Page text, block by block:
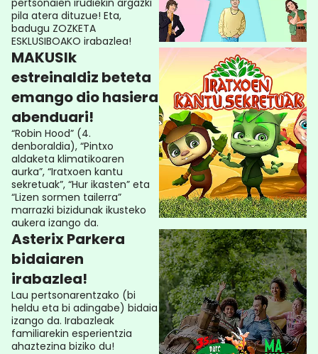
pertsonaien irudiekin argazki
pila atera dituzue! Eta,
badugu ZOZKETA
ESKLUSIBOAKO irabazlea!
MAKUSIk
estreinaldiz beteta
emango dio hasiera
abenduari!
“Robin Hood” (4.
denboraldia), “Pintxo
aldaketa klimatikoaren
aurka”, “Iratxoen kantu
sekretuak”, “Hur ikasten” eta
“Lizen sormen tailerra”
marrazki bizidunak ikusteko
aukera izango da.
Asterix Parkera
bidaiaren
irabazlea!
Lau pertsonarentzako (bi
heldu eta bi adingabe) bidaia
izango da. Irabazleak
familiarekin esperientzia
ahaztezina biziko du!